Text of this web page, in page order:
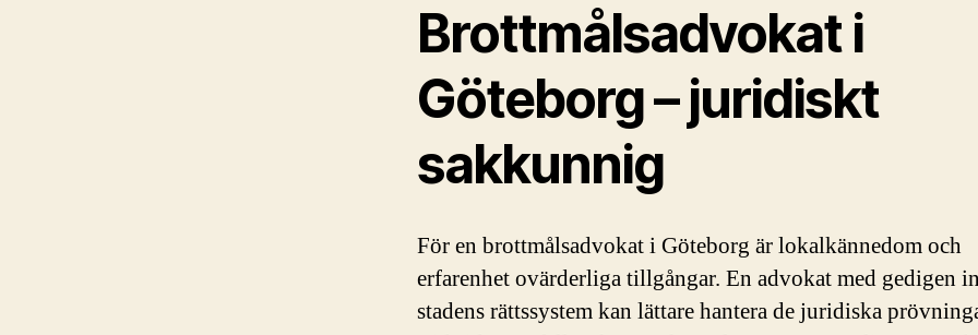
Brottmålsadvokat i
Göteborg – juridiskt
sakkunnig
För en brottmålsadvokat i Göteborg är lokalkännedom och
erfarenhet ovärderliga tillgångar. En advokat med gedigen
stadens rättssystem kan lättare hantera de juridiska